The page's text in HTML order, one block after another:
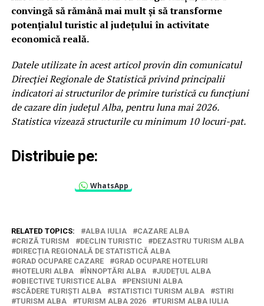
convingă să rămână mai mult și să transforme
potențialul turistic al județului în activitate
economică reală.
Datele utilizate în acest articol provin din comunicatul
Direcției Regionale de Statistică privind principalii
indicatori ai structurilor de primire turistică cu funcțiuni
de cazare din județul Alba, pentru luna mai 2026.
Statistica vizează structurile cu minimum 10 locuri-pat.
Distribuie pe:
WhatsApp
RELATED TOPICS: ALBA IULIA
CAZARE ALBA
CRIZĂ TURISM
DECLIN TURISTIC
DEZASTRU TURISM ALBA
DIRECȚIA REGIONALĂ DE STATISTICĂ ALBA
GRAD OCUPARE CAZARE
GRAD OCUPARE HOTELURI
HOTELURI ALBA
ÎNNOPTĂRI ALBA
JUDEȚUL ALBA
OBIECTIVE TURISTICE ALBA
PENSIUNI ALBA
SCĂDERE TURIȘTI ALBA
STATISTICI TURISM ALBA
STIRI
TURISM ALBA
TURISM ALBA 2026
TURISM ALBA IULIA